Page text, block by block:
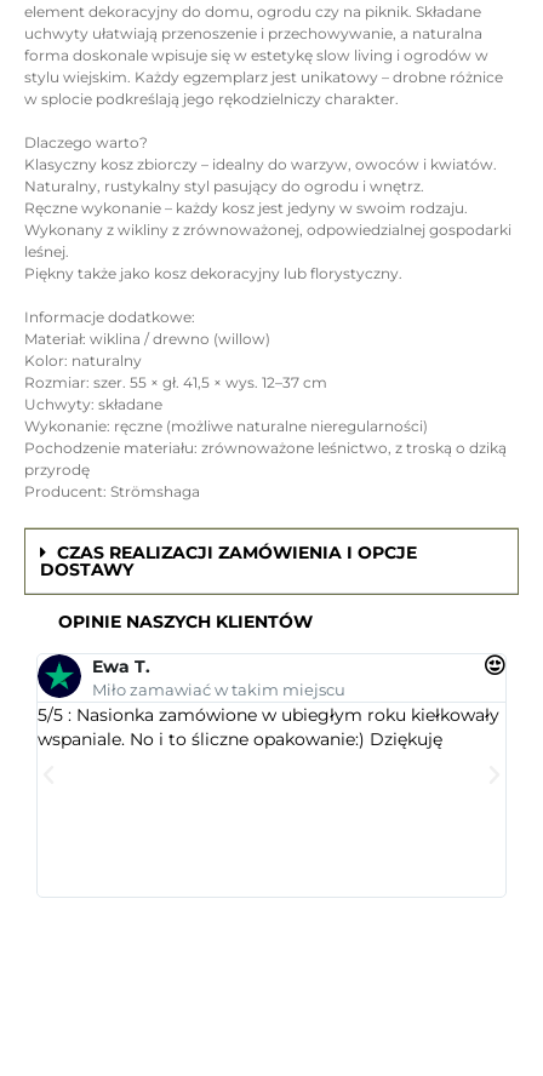
element dekoracyjny do domu, ogrodu czy na piknik. Składane
uchwyty ułatwiają przenoszenie i przechowywanie, a naturalna
forma doskonale wpisuje się w estetykę slow living i ogrodów w
stylu wiejskim. Każdy egzemplarz jest unikatowy – drobne różnice
w splocie podkreślają jego rękodzielniczy charakter.
Dlaczego warto?
Klasyczny kosz zbiorczy – idealny do warzyw, owoców i kwiatów.
Naturalny, rustykalny styl pasujący do ogrodu i wnętrz.
Ręczne wykonanie – każdy kosz jest jedyny w swoim rodzaju.
Wykonany z wikliny z zrównoważonej, odpowiedzialnej gospodarki
leśnej.
Piękny także jako kosz dekoracyjny lub florystyczny.
Informacje dodatkowe:
Materiał: wiklina / drewno (willow)
Kolor: naturalny
Rozmiar: szer. 55 × gł. 41,5 × wys. 12–37 cm
Uchwyty: składane
Wykonanie: ręczne (możliwe naturalne nieregularności)
Pochodzenie materiału: zrównoważone leśnictwo, z troską o dziką
przyrodę
Producent: Strömshaga
CZAS REALIZACJI ZAMÓWIENIA I OPCJE
DOSTAWY
OPINIE NASZYCH KLIENTÓW
Ewa T.
Miło zamawiać w takim miejscu
5/5 : Nasionka zamówione w ubiegłym roku kiełkowały
wspaniale. No i to śliczne opakowanie:) Dziękuję